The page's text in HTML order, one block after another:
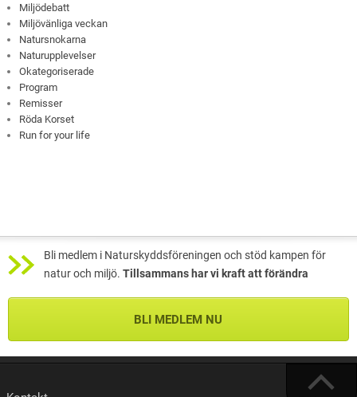
Miljödebatt
Miljövänliga veckan
Natursnokarna
Naturupplevelser
Okategoriserade
Program
Remisser
Röda Korset
Run for your life
Bli medlem i Naturskyddsföreningen och stöd kampen för
natur och miljö. Tillsammans har vi kraft att förändra
BLI MEDLEM NU